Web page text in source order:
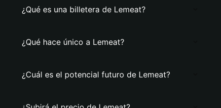
¿Qué es una billetera de Lemeat?
¿Qué hace único a Lemeat?
¿Cuál es el potencial futuro de Lemeat?